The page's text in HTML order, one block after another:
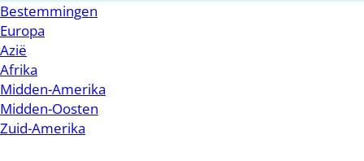
Bestemmingen
Europa
Azië
Afrika
Midden-Amerika
Midden-Oosten
Zuid-Amerika